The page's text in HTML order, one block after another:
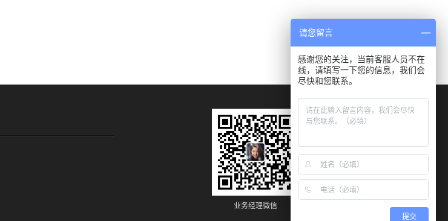
业务经理微信
请您留言
感谢您的关注，当前客服人员不在
线，请填写一下您的信息，我们会
尽快和您联系。
提交